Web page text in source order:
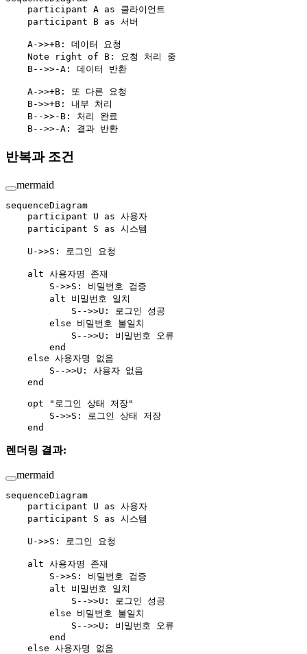
    participant A as 클라이언트
    participant B as 서버
    A->>+B: 데이터 요청
    Note right of B: 요청 처리 중
    B-->>-A: 데이터 반환
    A->>+B: 또 다른 요청
    B->>+B: 내부 처리
    B-->>-B: 처리 완료
    B-->>-A: 결과 반환
반복과 조건
mermaid
sequenceDiagram
    participant U as 사용자
    participant S as 시스템
    U->>S: 로그인 요청
    alt 사용자명 존재
        S->>S: 비밀번호 검증
        alt 비밀번호 일치
            S-->>U: 로그인 성공
        else 비밀번호 불일치
            S-->>U: 비밀번호 오류
        end
    else 사용자명 없음
        S-->>U: 사용자 없음
    end
    opt "로그인 상태 저장"
        S->>S: 로그인 상태 저장
    end
렌더링 결과:
mermaid
sequenceDiagram
    participant U as 사용자
    participant S as 시스템
    U->>S: 로그인 요청
    alt 사용자명 존재
        S->>S: 비밀번호 검증
        alt 비밀번호 일치
            S-->>U: 로그인 성공
        else 비밀번호 불일치
            S-->>U: 비밀번호 오류
        end
    else 사용자명 없음